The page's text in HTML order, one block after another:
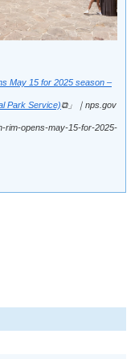
May 15 for 2025 season –
Park Service)⧉」｜nps.gov
rim-opens-may-15-for-2025-